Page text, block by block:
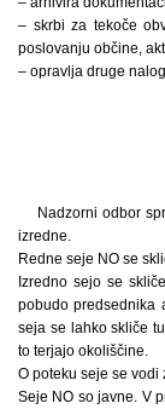
– skrbi za tekoče
poslovanju občine,
– opravlja druge
Nadzorni odbor
izredne.
Redne seje NO se
Izredno sejo se
pobudo predsednika
seja se lahko skliče
to terjajo okoliščine.
O poteku seje se vodi
Seje NO so javne. V